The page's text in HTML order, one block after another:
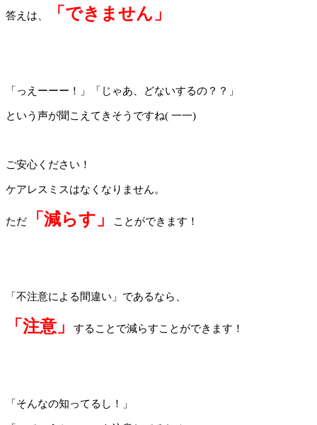
答えは、 「できません」
「っえーーー！」「じゃあ、どないするの？？」
という声が聞こえてきそうですね( 一一)
ご安心ください！
ケアレスミスはなくなりません。
ただ 「減らす」 ことができます！
「不注意による間違い」であるなら、
「注意」 することで減らすことができます！
「そんなの知ってるし！」